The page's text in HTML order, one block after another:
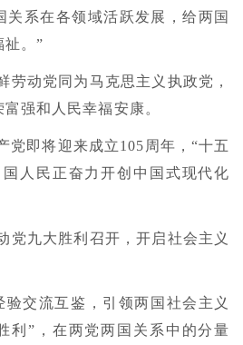
关系在各领域活跃发展，给两国
祉。”
劳动党同为马克思主义执政党，
强和人民幸福安康。
党即将迎来成立105周年，“十五
人民正奋力开创中国式现代化
党九大胜利召开，开启社会主义
验交流互鉴，引领两国社会主义
利”，在两党两国关系中的分量